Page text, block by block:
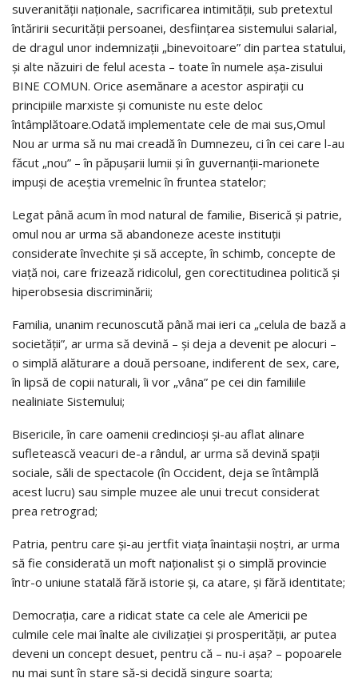
suveranității naționale, sacrificarea intimității, sub pretextul
întăririi securității persoanei, desființarea sistemului salarial,
de dragul unor indemnizații „binevoitoare” din partea statului,
și alte năzuiri de felul acesta – toate în numele așa-zisului
BINE COMUN. Orice asemănare a acestor aspirații cu
principiile marxiste și comuniste nu este deloc
întâmplătoare.Odată implementate cele de mai sus,Omul
Nou ar urma să nu mai creadă în Dumnezeu, ci în cei care l-au
făcut „nou” – în păpușarii lumii și în guvernanții-marionete
impuși de aceștia vremelnic în fruntea statelor;
Legat până acum în mod natural de familie, Biserică și patrie,
omul nou ar urma să abandoneze aceste instituții
considerate învechite și să accepte, în schimb, concepte de
viață noi, care frizează ridicolul, gen corectitudinea politică și
hiperobsesia discriminării;
Familia, unanim recunoscută până mai ieri ca „celula de bază a
societății”, ar urma să devină – și deja a devenit pe alocuri –
o simplă alăturare a două persoane, indiferent de sex, care,
în lipsă de copii naturali, îi vor „vâna” pe cei din familiile
nealiniate Sistemului;
Bisericile, în care oamenii credincioși și-au aflat alinare
sufletească veacuri de-a rândul, ar urma să devină spații
sociale, săli de spectacole (în Occident, deja se întâmplă
acest lucru) sau simple muzee ale unui trecut considerat
prea retrograd;
Patria, pentru care și-au jertfit viața înaintașii noștri, ar urma
să fie considerată un moft naționalist și o simplă provincie
într-o uniune statală fără istorie și, ca atare, și fără identitate;
Democrația, care a ridicat state ca cele ale Americii pe
culmile cele mai înalte ale civilizației și prosperității, ar putea
deveni un concept desuet, pentru că – nu-i așa? – popoarele
nu mai sunt în stare să-și decidă singure soarta;